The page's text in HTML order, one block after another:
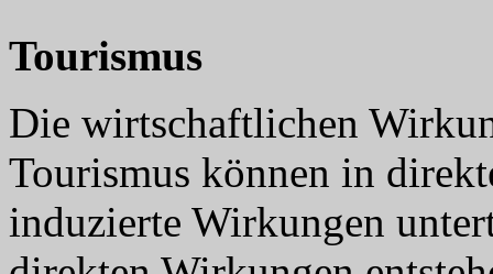
Tourismus
Die wirtschaftlichen
Tourismus können in
induzierte Wirkungen